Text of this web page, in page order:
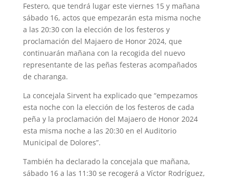
Festero, que tendrá lugar este viernes 15 y mañana
sábado 16, actos que empezarán esta misma noche
a las 20:30 con la elección de los festeros y
proclamación del Majaero de Honor 2024, que
continuarán mañana con la recogida del nuevo
representante de las peñas festeras acompañados
de charanga.
La concejala Sirvent ha explicado que “empezamos
esta noche con la elección de los festeros de cada
peña y la proclamación del Majaero de Honor 2024
esta misma noche a las 20:30 en el Auditorio
Municipal de Dolores”.
También ha declarado la concejala que mañana,
sábado 16 a las 11:30 se recogerá a Víctor Rodríguez,